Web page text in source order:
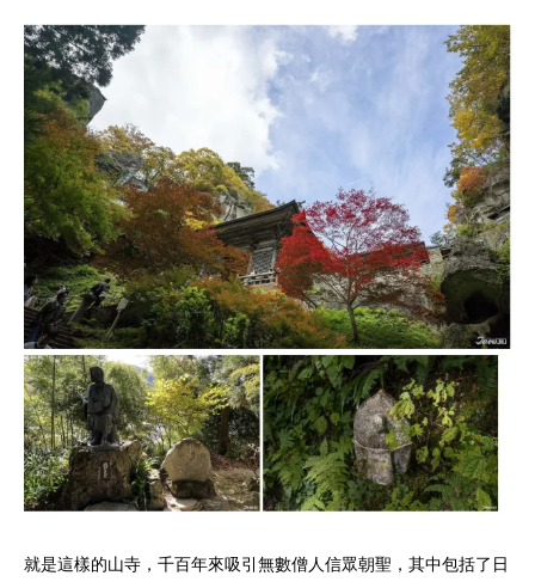
就是這樣的山寺，千百年來吸引無數僧人信眾朝聖，其中包括了日